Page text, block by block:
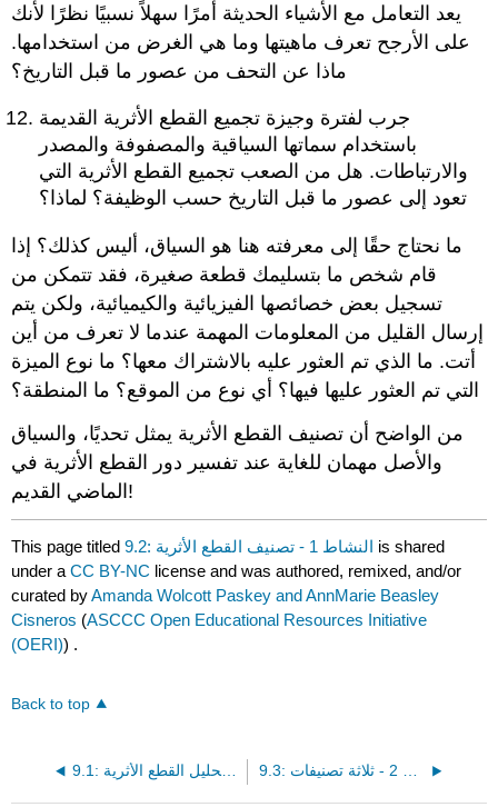
يعد التعامل مع الأشياء الحديثة أمرًا سهلاً نسبيًا نظرًا لأنك
على الأرجح تعرف ماهيتها وما هي الغرض من استخدامها.
ماذا عن التحف من عصور ما قبل التاريخ؟
جرب لفترة وجيزة تجميع القطع الأثرية القديمة
باستخدام سماتها السياقية والمصفوفة والمصدر
والارتباطات. هل من الصعب تجميع القطع الأثرية التي
تعود إلى عصور ما قبل التاريخ حسب الوظيفة؟ لماذا؟
ما نحتاج حقًا إلى معرفته هنا هو السياق، أليس كذلك؟ إذا
قام شخص ما بتسليمك قطعة صغيرة، فقد تتمكن من
تسجيل بعض خصائصها الفيزيائية والكيميائية، ولكن يتم
إرسال القليل من المعلومات المهمة عندما لا تعرف من أين
أتت. ما الذي تم العثور عليه بالاشتراك معها؟ ما نوع الميزة
التي تم العثور عليها فيها؟ أي نوع من الموقع؟ ما المنطقة؟
من الواضح أن تصنيف القطع الأثرية يمثل تحديًا، والسياق
والأصل مهمان للغاية عند تفسير دور القطع الأثرية في
الماضي القديم!
This page titled 9.2: النشاط 1 - تصنيف القطع الأثرية is shared
under aCC BY-NC license and was authored, remixed, and/or
curated byAmanda Wolcott Paskey and AnnMarie Beasley
Cisneros (ASCCC Open Educational Resources Initiative
(OERI)) .
Back to top
9.1: مقدمة لتحليل القطع الأثرية 9.3: النشاط 2 - ثلاثة تصنيفات